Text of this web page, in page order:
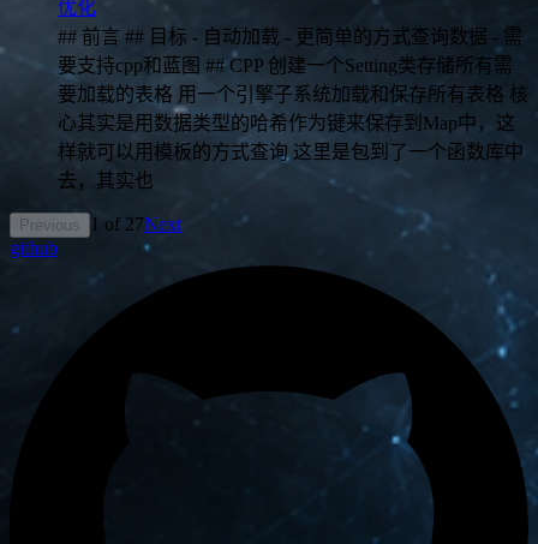
优化
## 前言 ## 目标 - 自动加载 - 更简单的方式查询数据 - 需
要支持cpp和蓝图 ## CPP 创建一个Setting类存储所有需
要加载的表格 用一个引擎子系统加载和保存所有表格 核
心其实是用数据类型的哈希作为键来保存到Map中，这
样就可以用模板的方式查询 这里是包到了一个函数库中
去，其实也
Previous 1 of 27Next
github